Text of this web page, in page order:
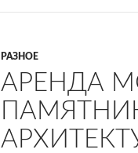
РАЗНОЕ
АРЕНДА